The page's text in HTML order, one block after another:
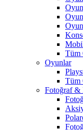
Tüm
Oyunlar
Tüm
Fotoğraf &